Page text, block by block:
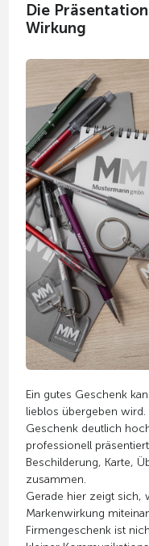
Die
Wirkung
Ein gutes Geschenk
lieblos übergeben
Geschenk deutlich
professionell
Beschilderung, Karte,
zusammen.
Gerade hier zeigt sich,
Markenwirkung
Firmengeschenk ist